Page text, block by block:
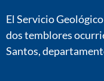
El Servicio
dos temblores
Santos,